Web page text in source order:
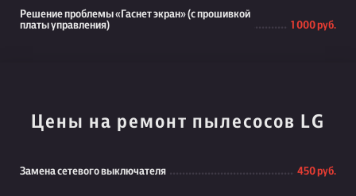
Решение проблемы «Гаснет экран» (с прошивкой
платы управления)
1 000 руб.
Цены на ремонт пылесосов LG
Замена сетевого выключателя 450 руб.